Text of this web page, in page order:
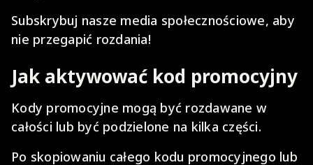
Subskrybuj nasze media społecznościowe, aby
nie przegapić rozdania!
Jak aktywować kod promocyjny
Kody promocyjne mogą być rozdawane w
całości lub być podzielone na kilka części.
Po skopiowaniu całego kodu promocyjnego lub